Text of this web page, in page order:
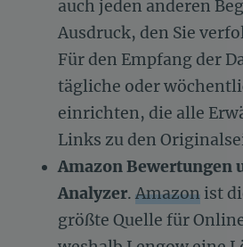
auch jeden anderen
Ausdruck, den Sie
Für den Empfang der
tägliche oder
einrichten, die alle
Links zu den
Amazon Bewertungen
Analyzer. Amazon ist
größte Quelle für